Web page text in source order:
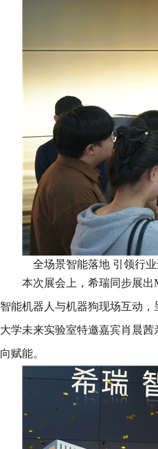
全场景智能落地 引领行
本次展会上，希瑞同步展出
智能机器人与机器狗现场互动，
大学未来实验室特邀嘉宾肖晨
向赋能。